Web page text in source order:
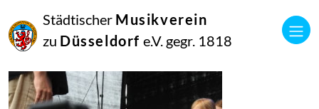
Städtischer Musikverein
zu Düsseldorf e.V. gegr. 1818
Juni
2018
Manfred Hill